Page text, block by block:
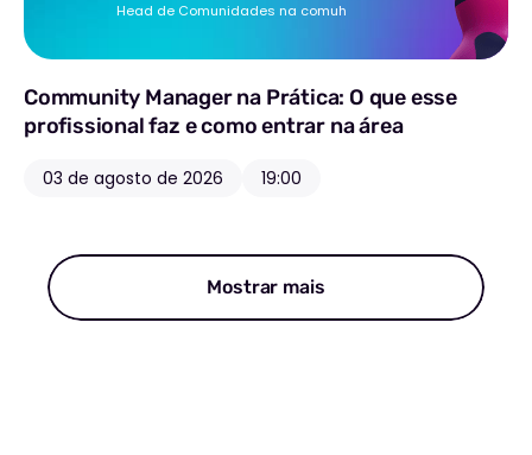
Head de Comunidades na comuh
Community Manager na Prática: O que esse
profissional faz e como entrar na área
03 de agosto de 2026 19:00
Mostrar mais